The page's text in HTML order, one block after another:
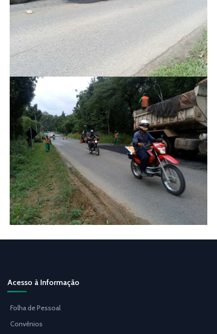
Acesso à Informação
Folha de Pessoal
Convênios